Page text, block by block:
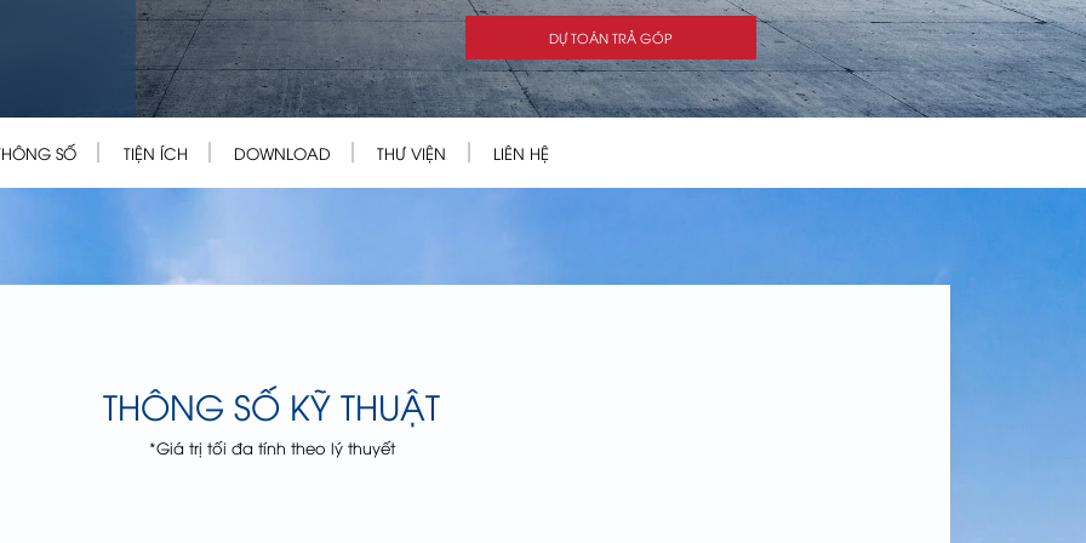
DỰ TOÁN TRẢ GÓP
SỐ TIỆN ÍCH DOWNLOAD THƯ VIỆN LIÊN HỆ
THÔNG SỐ KỸ THUẬT
*Giá trị tối đa tính theo lý thuyết